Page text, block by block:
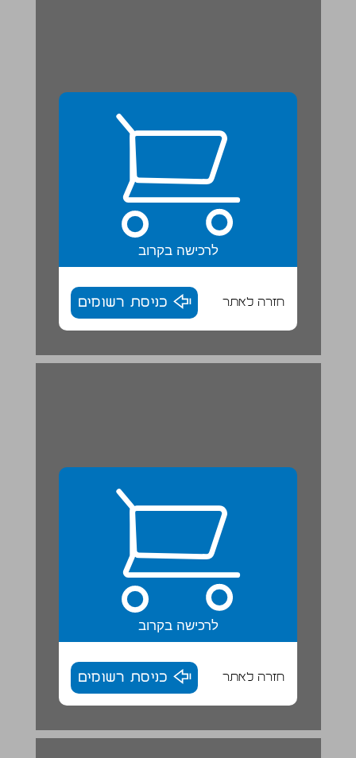
לרכישה בקרוב
חזרה לאתר כניסת רשומים
לרכישה בקרוב
חזרה לאתר כניסת רשומים